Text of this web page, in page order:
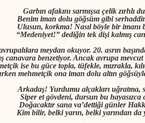
Garbın afakını sarmışsa çelik zırhlı
Benim iman dolu göğsüm gibi
Ulusun, korkma! Nasıl böyle bir imanı
“Medeniyet!” dediğin tek dişi kalmış
meydan okuyor. 20. asrın
canavara benzetiyor. Ancak avrupa
ise bu güce topla, tüfekle, mızrakla,
mehmetçik ona iman dolu altın
Arkadaş! Yurdumu alçakları uğratma,
Siper et gövdeni, dursun bu hayasızca
Doğacaktır sana va’dettiği günler
Kim bilir, belki yarın, belki yarından da